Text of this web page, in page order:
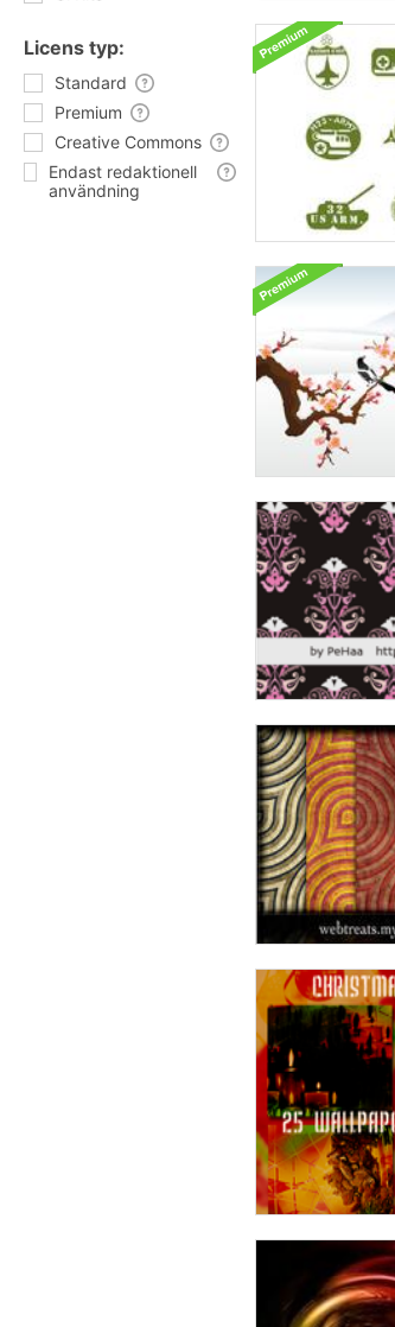
Licens typ:
Standard
Premium
Creative Commons
Endast redaktionell
användning